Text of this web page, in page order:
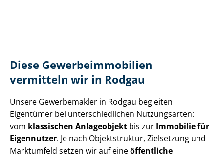
Diese Ge­wer­be­im­mo­bi­li­en
vermitteln wir in Rodgau
Unsere Gewerbemakler in Rodgau begleiten
Eigentümer bei un­ter­schied­li­chen Nutzungsarten:
vom klassischen Anlageobjekt bis zur Immobilie für
Eigennutzer. Je nach Objektstruktur, Zielsetzung und
Marktumfeld setzen wir auf eineöffentliche